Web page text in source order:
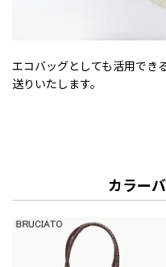
エコバッグとしても活用でき
送りいたします。
カラー